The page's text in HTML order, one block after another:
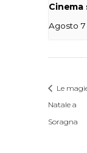
Agosto 7
Le
Natale a
Soragna